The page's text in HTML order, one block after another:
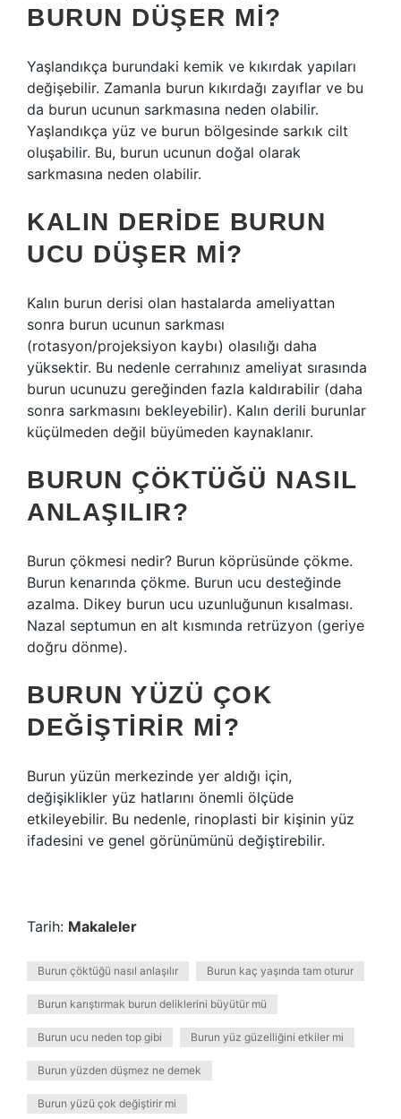
BURUN DÜŞER MI?
Yaşlandıkça burundaki kemik ve kıkırdak yapıları
değişebilir. Zamanla burun kıkırdağı zayıflar ve bu
da burun ucunun sarkmasına neden olabilir.
Yaşlandıkça yüz ve burun bölgesinde sarkık cilt
oluşabilir. Bu, burun ucunun doğal olarak
sarkmasına neden olabilir.
KALIN DERIDE BURUN
UCU DÜŞER MI?
Kalın burun derisi olan hastalarda ameliyattan
sonra burun ucunun sarkması
(rotasyon/projeksiyon kaybı) olasılığı daha
yüksektir. Bu nedenle cerrahınız ameliyat sırasında
burun ucunuzu gereğinden fazla kaldırabilir (daha
sonra sarkmasını bekleyebilir). Kalın derili burunlar
küçülmeden değil büyümeden kaynaklanır.
BURUN ÇÖKTÜĞÜ NASIL
ANLAŞILIR?
Burun çökmesi nedir? Burun köprüsünde çökme.
Burun kenarında çökme. Burun ucu desteğinde
azalma. Dikey burun ucu uzunluğunun kısalması.
Nazal septumun en alt kısmında retrüzyon (geriye
doğru dönme).
BURUN YÜZÜ ÇOK
DEĞIŞTIRIR MI?
Burun yüzün merkezinde yer aldığı için,
değişiklikler yüz hatlarını önemli ölçüde
etkileyebilir. Bu nedenle, rinoplasti bir kişinin yüz
ifadesini ve genel görünümünü değiştirebilir.
Tarih: Makaleler
Burun çöktüğü nasıl anlaşılır Burun kaç yaşında tam oturur
Burun karıştırmak burun deliklerini büyütür mü
Burun ucu neden top gibi Burun yüz güzelliğini etkiler mi
Burun yüzden düşmez ne demek
Burun yüzü çok değiştirir mi